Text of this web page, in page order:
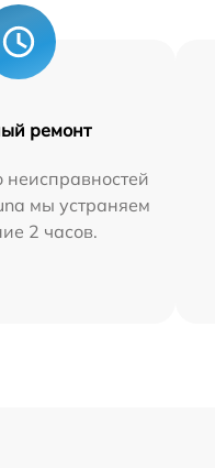
ремонт
неисправностей
мы устраняем
2 часов.